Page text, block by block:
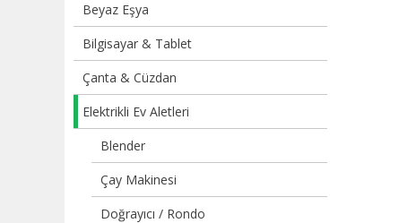
Beyaz Eşya
Bilgisayar & Tablet
Çanta & Cüzdan
Elektrikli Ev Aletleri
Blender
Çay Makinesi
Doğrayıcı / Rondo